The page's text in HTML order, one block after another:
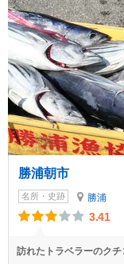
勝浦朝市
名所・史跡 勝浦
3.41
訪れたトラベラーのクチ